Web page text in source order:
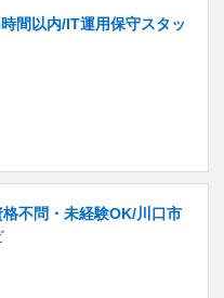
間以内/IT運用保守スタッ
不問・未経験OK/川口市